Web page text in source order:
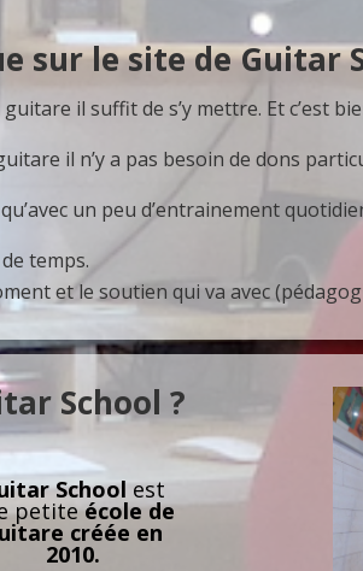
sur le site de Guitar
il suffit de s’y mettre. Et c’est
il n’y a pas besoin de dons
un peu d’entrainement
temps.
et le soutien qui va avec
School ?
School est
petiteécole de
créée en
2010.